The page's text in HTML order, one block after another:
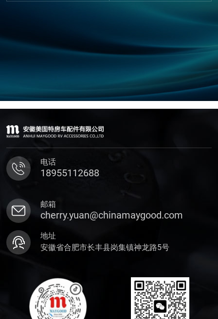
电话
18955112688
邮箱
cherry.yuan@chinamaygood.com
地址
安徽省合肥市长丰县岗集镇神龙路5号